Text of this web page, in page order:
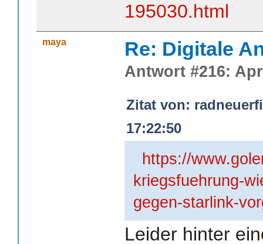
195030.html
maya Re: Digitale
Antwort #216:
Zitat von:
17:22:50
https://
kriegsfuehrung-
gegen-starlink-
Leider hinter